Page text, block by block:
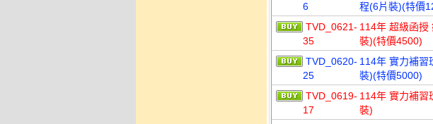
6
程(6片裝)(特價
TVD_0621-
35
114年 超級函授
裝)(特價4500)
TVD_0620-
25
114年 實力補習
裝)(特價5000)
TVD_0619-
17
114年 實力補習
裝)